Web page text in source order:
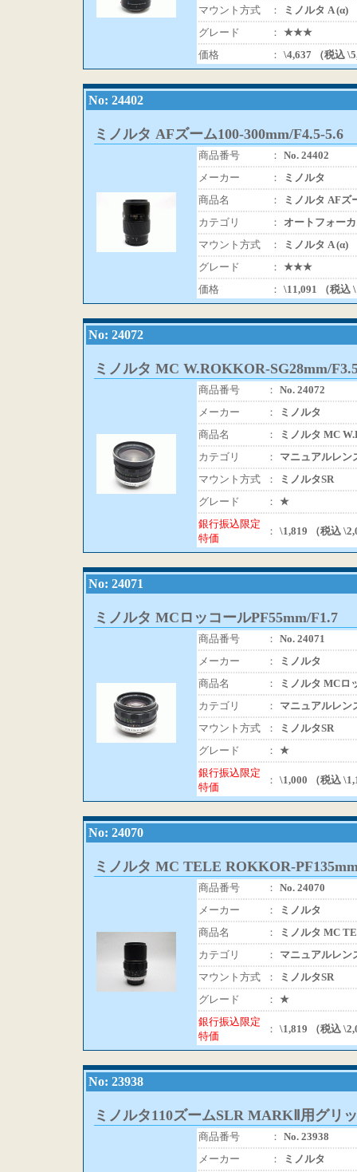
マウント方式
：
ミノルタ A (α)
グレード
： ★★★
価格
： \4,637 （税込
No: 24402
ミノルタ AFズーム100-300mm/F4.5-5.6
商品番号 ： No. 24402
メーカー
：
ミノルタ
商品名
：
ミノルタ AFズ
カテゴリ
：
オートフォー
マウント方式
：
ミノルタ A (α)
グレード
： ★★★
価格
： \11,091 （税込
No: 24072
ミノルタ MC W.ROKKOR-SG28mm/
商品番号 ： No. 24072
メーカー
：
ミノルタ
商品名
：
ミノルタ MC
カテゴリ
：
マニュアルレン
マウント方式
：
ミノルタSR
グレード
： ★
銀行振込限定
特価
： \1,819 （税込
No: 24071
ミノルタ MCロッコールPF55mm/F1.7
商品番号 ： No. 24071
メーカー
：
ミノルタ
商品名
：
ミノルタ MCロ
カテゴリ
：
マニュアルレン
マウント方式
：
ミノルタSR
グレード
： ★
銀行振込限定
特価
： \1,000 （税込
No: 24070
ミノルタ MC TELE ROKKOR-
商品番号 ： No. 24070
メーカー
：
ミノルタ
商品名
：
ミノルタ MC
カテゴリ
：
マニュアルレン
マウント方式
：
ミノルタSR
グレード
： ★
銀行振込限定
特価
： \1,819 （税込
No: 23938
ミノルタ110ズームSLR MARKⅡ用グリ
商品番号 ： No. 23938
メーカー
： ミノルタ